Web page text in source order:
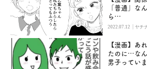
「普通」な
ら…
2022.07.12 |ヤチ
【漫画】あ
たのに…な
男子ってい